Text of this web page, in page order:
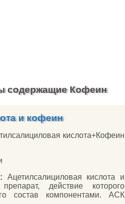
содержащие Кофеин
и кофеин
кислота+Кофеин
Ацетилсалициловая кислота и
действие которого
состав компонентами. АСК